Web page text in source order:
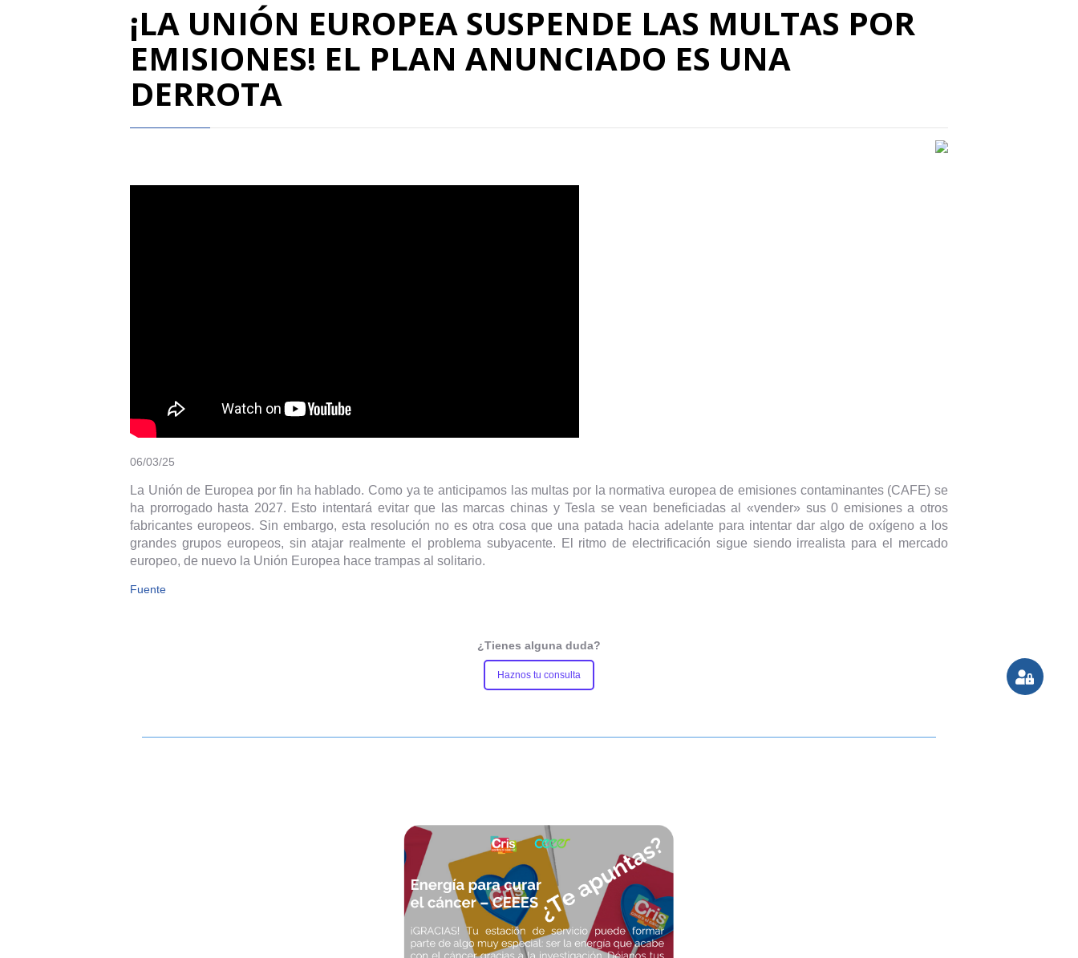
¡LA UNIÓN EUROPEA SUSPENDE LAS MULTAS POR
EMISIONES! EL PLAN ANUNCIADO ES UNA
DERROTA
06/03/25
La Unión de Europea por fin ha hablado. Como ya te anticipamos las multas por la normativa europea de emisiones contaminantes (CAFE) se
ha prorrogado hasta 2027. Esto intentará evitar que las marcas chinas y Tesla se vean beneficiadas al «vender» sus 0 emisiones a otros
fabricantes europeos. Sin embargo, esta resolución no es otra cosa que una patada hacia adelante para intentar dar algo de oxígeno a los
grandes grupos europeos, sin atajar realmente el problema subyacente. El ritmo de electrificación sigue siendo irrealista para el mercado
europeo, de nuevo la Unión Europea hace trampas al solitario.
Fuente
¿Tienes alguna duda?
Haznos tu consulta